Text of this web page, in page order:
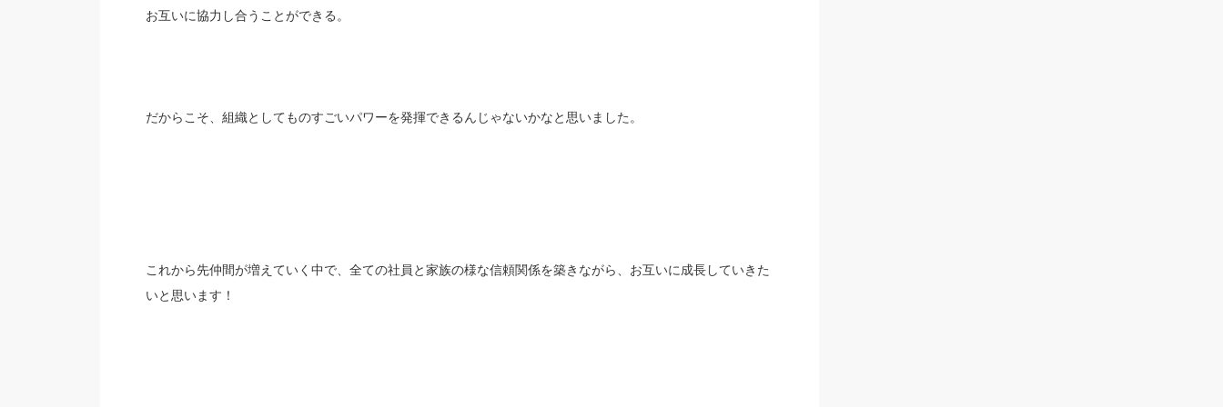
お互いに協力し合うことができる。
だからこそ、組織としてものすごいパワーを発揮できるんじゃないかなと思いました。
これから先仲間が増えていく中で、全ての社員と家族の様な信頼関係を築きながら、お互いに成長していきた
いと思います！